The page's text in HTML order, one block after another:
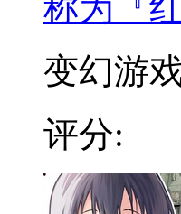
称为『
变幻游
评分: